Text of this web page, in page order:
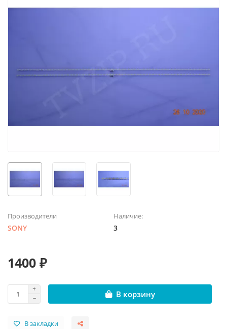
Производители
SONY
Наличие:
3
1400 ₽
В корзину
В закладки